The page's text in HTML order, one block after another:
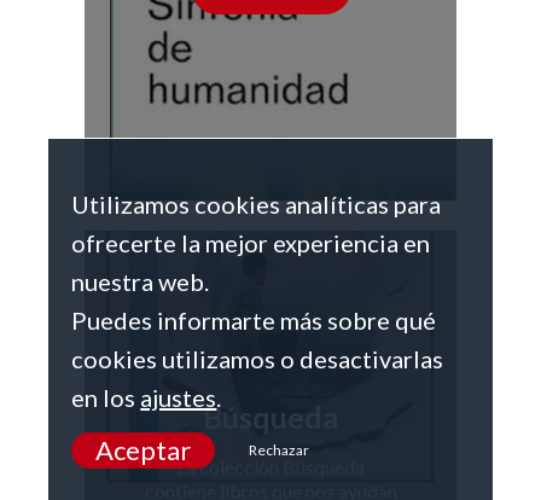
Búsqueda
La colección Búsqueda
Utilizamos cookies analíticas para
ofrecerte la mejor experiencia en
nuestra web.
Puedes informarte más sobre qué
cookies utilizamos o desactivarlas
en los ajustes.
Aceptar Rechazar